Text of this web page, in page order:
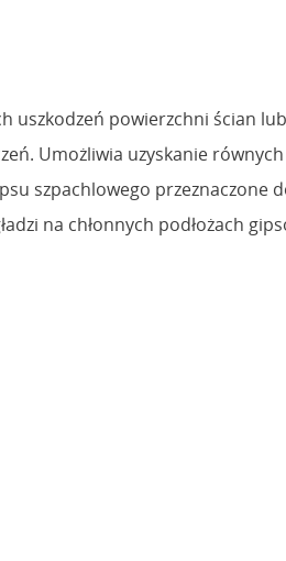
uszkodzeń powierzchni ścian
Umożliwia uzyskanie równych
szpachlowego przeznaczone
na chłonnych podłożach